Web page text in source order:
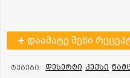
დაამატე შენი
ტეგები: დესერტი კექსი